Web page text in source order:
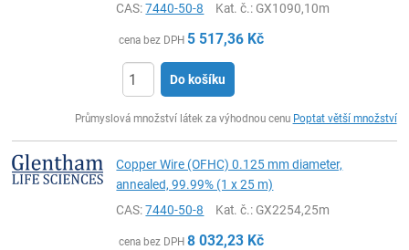
CAS:7440-50-8 Kat. č.: GX1090,10m
cena bez DPH 5 517,36 Kč
Do košíku
Průmyslová množství látek za výhodnou cenu Poptat větší množství
Copper Wire (OFHC) 0.125 mm diameter,
annealed, 99.99% (1 x 25 m)
CAS:7440-50-8 Kat. č.: GX2254,25m
cena bez DPH 8 032,23 Kč